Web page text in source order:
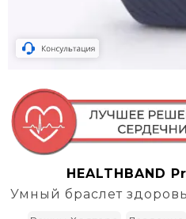
HEALTHBAND
Умный браслет